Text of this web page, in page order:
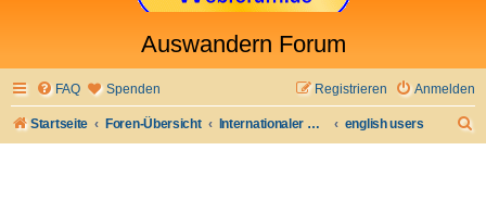
Auswandern Forum
FAQ Spenden Anmelden
Registrieren
Startseite Foren-Übersicht Internationaler Bereich english users